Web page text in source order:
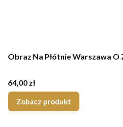
Obraz Na Płótnie Warszawa O
Cena
64,00 zł
Zobacz produkt